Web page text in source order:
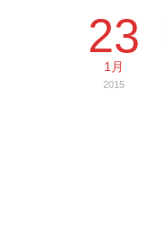
23
1月
2015